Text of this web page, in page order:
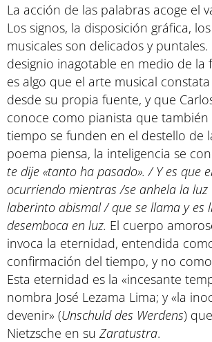
La acción de las palabras acoge el
Los signos, la disposición gráfica,
musicales son delicados y
designio inagotable en medio de la
es algo que el arte musical constata
desde su propia fuente, y que
conoce como pianista que también
tiempo se funden en el destello de
poema piensa, la inteligencia se
te dije «tanto ha pasado». / Y es que
ocurriendo mientras /se anhela la luz
laberinto abismal / que se llama y es
desemboca en luz. El cuerpo
invoca la eternidad, entendida
confirmación del tiempo, y no
Esta eternidad es la «incesante
nombra José Lezama Lima; y «la
devenir» (Unschuld des Werdens)
Nietzsche en su Zaratustra.